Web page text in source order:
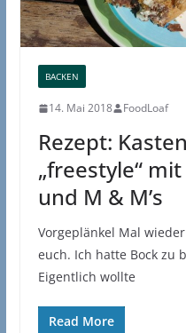
BACKEN
14. Mai 2018 FoodLoaf
Rezept:
„freestyle“
und M & M’s
Vorgeplänkel Mal
euch. Ich hatte Bock zu
Eigentlich wollte
Read More